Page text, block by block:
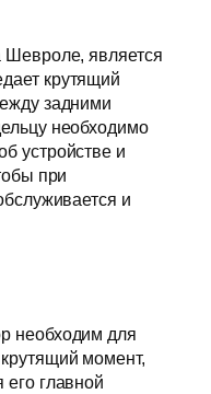
Шевроле, является
крутящий
задними
необходимо
устройстве и
при
и
необходим для
момент,
его главной